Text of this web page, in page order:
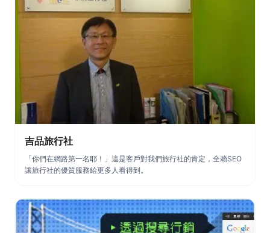
吉品旅行社
「你們在網路第一名耶！」這是客戶對我們旅行社的肯定，全賴SEO
讓旅行社的優質服務給更多人看得到。